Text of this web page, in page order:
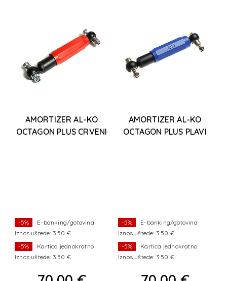
AMORTIZER AL-KO
OCTAGON PLUS CRVENI
-5%
E-banking/gotovina
Iznos uštede: 3.50 €
-5%
Kartica jednokratno
Iznos uštede: 3.50 €
AMORTIZER AL-KO
OCTAGON PLUS PLAVI
-5%
E-banking/gotovina
Iznos uštede: 3.50 €
-5%
Kartica jednokratno
Iznos uštede: 3.50 €